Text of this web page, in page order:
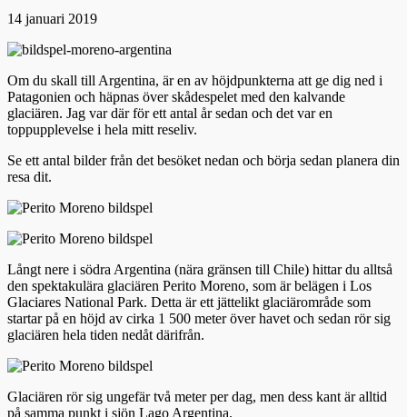
14 januari 2019
Om du skall till Argentina, är en av höjdpunkterna att ge dig ned i
Patagonien och häpnas över skådespelet med den kalvande
glaciären. Jag var där för ett antal år sedan och det var en
toppupplevelse i hela mitt reseliv.
Se ett antal bilder från det besöket nedan och börja sedan planera din
resa dit.
Långt nere i södra Argentina (nära gränsen till Chile) hittar du alltså
den spektakulära glaciären Perito Moreno, som är belägen i Los
Glaciares National Park. Detta är ett jättelikt glaciärområde som
startar på en höjd av cirka 1 500 meter över havet och sedan rör sig
glaciären hela tiden nedåt därifrån.
Glaciären rör sig ungefär två meter per dag, men dess kant är alltid
på samma punkt i sjön Lago Argentina.